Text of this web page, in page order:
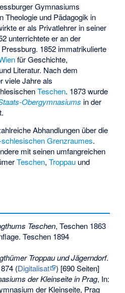
Gymnasiums
Theologie und Pädagogik in
er als Privatlehrer in seiner
unterrichtete er an der
1852 immatrikulierte
für Geschichte,
Literatur. Nach dem
viele Jahre als
Teschen. 1873 wurde
Obergymnasiums in der
Abhandlungen über die
Grenzraumes.
mit seinen umfangreichen
Teschen,Troppau und
Teschen, Teschen 1863
Teschen 1894
Troppau und Jägerndorf.
(Digitalisat
) [690 Seiten]
der Kleinseite in Prag, In:
der Kleinseite, Prag